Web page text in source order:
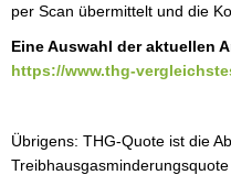
per Scan übermittelt und die
Eine Auswahl der aktuellen
https://www.thg-
Übrigens: THG-Quote ist die
Treibhausgasminderungsquote